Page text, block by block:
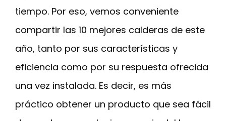
tiempo. Por eso, vemos conveniente
compartir las 10 mejores calderas de este
año, tanto por sus características y
eficiencia como por su respuesta ofrecida
una vez instalada. Es decir, es más
práctico obtener un producto que sea fácil